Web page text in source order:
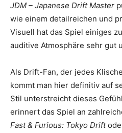
JDM – Japanese Drift Master
wie einem detailreichen und
Visuell hat das Spiel einiges
auditive Atmosphäre sehr gut
Als Drift-Fan, der jedes
kommt man hier definitiv auf
Stil unterstreicht dieses
erinnert das Spiel an
Fast & Furious: Tokyo Drift